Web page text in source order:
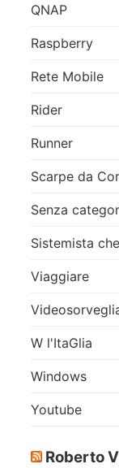
QNAP
Raspberry
Rete Mobile
Rider
Runner
Scarpe da
Senza
Sistemista
Viaggiare
W l'ItaGlia
Windows
Youtube
Roberto